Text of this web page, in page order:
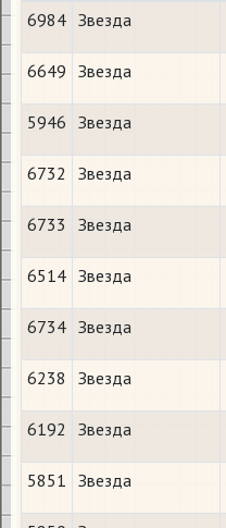
6984 Звезда
6649 Звезда
5946 Звезда
6732 Звезда
6733 Звезда
6514 Звезда
6734 Звезда
6238 Звезда
6192 Звезда
5851 Звезда